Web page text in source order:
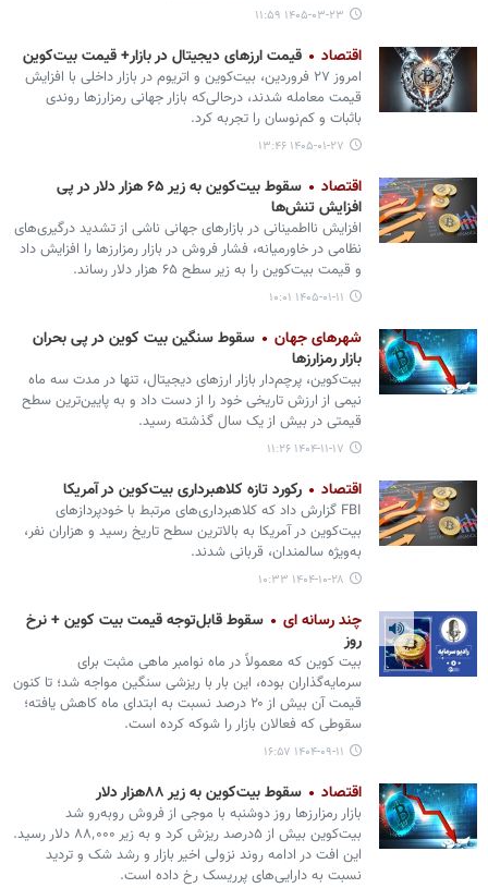
۱۴۰۵-۰۳-۲۳ ۱۱:۵۹
اقتصاد قیمت ارزهای دیجیتال در بازار+ قیمت بیت‌کوین
امروز ۲۷ فروردین، بیت‌کوین و اتریوم در بازار داخلی با افزایش
قیمت معامله شدند، درحالی‌که بازار جهانی رمزارزها روندی
باثبات و کم‌نوسان را تجربه کرد.
۱۴۰۵-۰۱-۲۷ ۱۳:۴۶
اقتصاد
سقوط بیت‌کوین به زیر ۶۵ هزار دلار در پی
افزایش تنش‌ها
افزایش نااطمینانی در بازارهای جهانی ناشی از تشدید درگیری‌های
نظامی در خاورمیانه، فشار فروش در بازار رمزارزها را افزایش داد
و قیمت بیت‌کوین را به زیر سطح ۶۵ هزار دلار رساند.
۱۴۰۵-۰۱-۱۱ ۱۰:۰۱
شهرهای جهان
سقوط سنگین بیت‌ کوین در پی بحران
بازار رمزارزها
بیت‌کوین، پرچم‌دار بازار ارزهای دیجیتال، تنها در مدت سه ماه
نیمی از ارزش تاریخی خود را از دست داد و به پایین‌ترین سطح
قیمتی در بیش از یک سال گذشته رسید.
۱۴۰۴-۱۱-۱۷ ۱۱:۲۶
اقتصاد رکورد تازه کلاهبرداری بیت‌کوین در آمریکا
FBI گزارش داد که کلاهبرداری‌های مرتبط با خودپردازهای
بیت‌کوین در آمریکا به بالاترین سطح تاریخ رسید و هزاران نفر،
به‌ویژه سالمندان، قربانی شدند.
۱۴۰۴-۱۰-۲۸ ۱۰:۳۳
چند رسانه ای
سقوط قابل‌توجه قیمت بیت کوین + نرخ
روز
بیت کوین که معمولاً در ماه نوامبر ماهی مثبت برای
سرمایه‌گذاران بوده، این بار با ریزشی سنگین مواجه شد؛ تا کنون
قیمت آن بیش از ۲۰ درصد نسبت به ابتدای ماه کاهش یافته؛
سقوطی که فعالان بازار را شوکه کرده است.
۱۴۰۴-۰۹-۱۱ ۱۶:۵۷
اقتصاد سقوط بیت‌کوین به زیر ۸۸هزار دلار
بازار رمزارزها روز دوشنبه با موجی از فروش روبه‌رو شد
بیت‌کوین بیش از ۵درصد ریزش کرد و به زیر ۸۸٬۰۰۰ دلار رسید.
این افت در ادامه روند نزولی‌ اخیر بازار و رشد شک و تردید
نسبت به دارایی‌های پرریسک رخ داده است.